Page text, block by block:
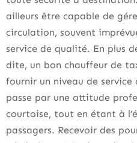
ailleurs être capable de
circulation, souvent
service de qualité. En plus
dite, un bon chauffeur de
fournir un niveau de
passe par une attitude
courtoise, tout en étant à
passagers. Recevoir des